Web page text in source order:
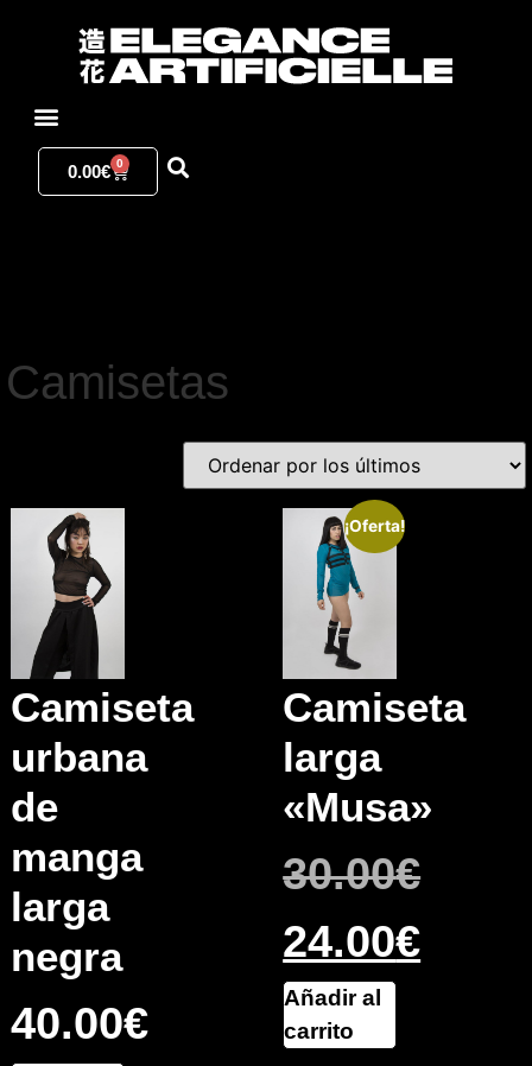
0.00€ 0
Camisetas
Camiseta
urbana
de
manga
larga
negra
40.00€
¡Oferta!
Camiseta
larga
«Musa»
30.00€
24.00€
Añadir al
carrito